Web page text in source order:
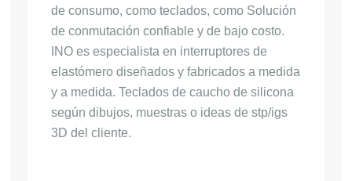
de consumo, como teclados, como Solución
de conmutación confiable y de bajo costo.
INO es especialista en interruptores de
elastómero diseñados y fabricados a medida
y a medida. Teclados de caucho de silicona
según dibujos, muestras o ideas de stp/igs
3D del cliente.